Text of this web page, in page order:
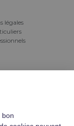
légales